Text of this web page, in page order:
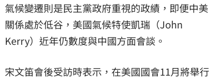
氣候變遷則是民主黨政府重視的政績，即便中美
關係處於低谷，美國氣候特使凱瑞（John
Kerry）近年仍數度與中國方面會談。
宋文笛會後受訪時表示，在美國國會11月將舉行